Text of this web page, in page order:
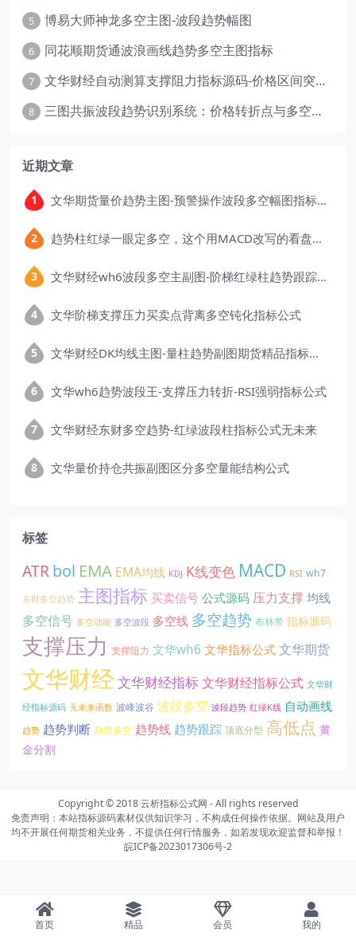
5 博易大师神龙多空主图-波段趋势幅图
6 同花顺期货通波浪画线趋势多空主图指标
7 文华财经自动测算支撑阻力指标源码-价格区间突破多空
8 三图共振波段趋势识别系统：价格转折点与多空动能分析
近期文章
文华期货量价趋势主图-预警操作波段多空幅图指标公式
趋势柱红绿一眼定多空，这个用MACD改写的看盘指标，把顶底信号可视化后简单多了
文华财经wh6波段多空主副图-阶梯红绿柱趋势跟踪指标公式
文华阶梯支撑压力买卖点背离多空钝化指标公式
文华财经DK均线主图-量柱趋势副图期货精品指标公式
文华wh6趋势波段王-支撑压力转折-RSI强弱指标公式
文华财经东财多空趋势-红绿波段柱指标公式无未来
文华量价持仓共振副图区分多空量能结构公式
标签
ATRbol EMA EMA均线 KDJ K线变色 MACD RSI wh7
东财多空趋势 主图指标 买卖信号公式源码 压力支撑 均线
多空信号 多空动能 多空波段 多空线 多空趋势 布林带 指标源码
支撑压力 支撑阻力 文华wh6 文华指标公式文华期货
文华财经文华财经指标文华财经指标公式 文华财
经指标源码 无未来函数 波峰波谷 波段多空 波段趋势 红绿K线 自动画线
趋势 趋势判断 趋势多空 趋势线 趋势跟踪 顶底分型 高低点 黄
金分割
Copyright © 2018云析指标公式网 - All rights reserved
免责声明：本站指标源码素材仅供知识学习，不构成任何操作依据。网站及用户
均不开展任何期货相关业务，不提供任何行情服务，如若发现欢迎监督和举报！
皖ICP备2023017306号-2
首页 精品 会员 我的
Sitemap 950天 12时 10分 15秒